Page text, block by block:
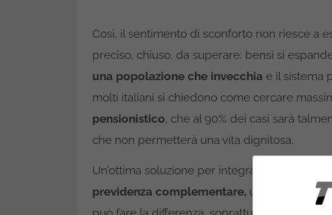
Così, il sentimento di sconforto non riesce a
preciso, chiuso, da superare: bensì si
una popolazione che invecchia e il sistema
molti italiani si chiedono come cercare
pensionistico, che al 90% dei casi sarà
che non permetterà una vita dignitosa.
Un’ottima soluzione per integrare la
previdenza complementare,